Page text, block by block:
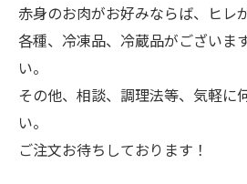
赤身のお肉がお好みならば、ヒレ
各種、冷凍品、冷蔵品がございま
い。
その他、相談、調理法等、気軽に
い。
ご注文お待ちしております！